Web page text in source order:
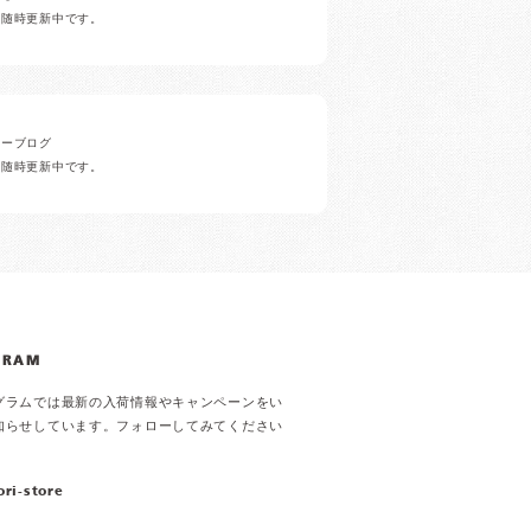
時更新中です。
ブログ
時更新中です。
ラムでは最新の入荷情報やキャンペーンをい
らせしています。フォローしてみてください
store